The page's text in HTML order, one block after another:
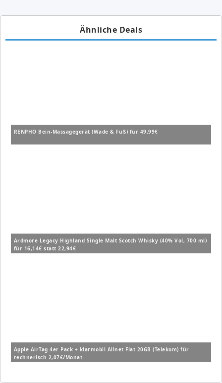
Ähnliche Deals
RENPHO Bein-Massagegerät (Wade & Fuß) für 49,99€
Ardmore Legacy Highland Single Malt Scotch Whisky (40% Vol, 700 ml)
für 16,14€ statt 22,94€
Apple AirTag 4er Pack + klarmobil Allnet Flat 20GB (Telekom) für
rechnerisch 2,07€/Monat